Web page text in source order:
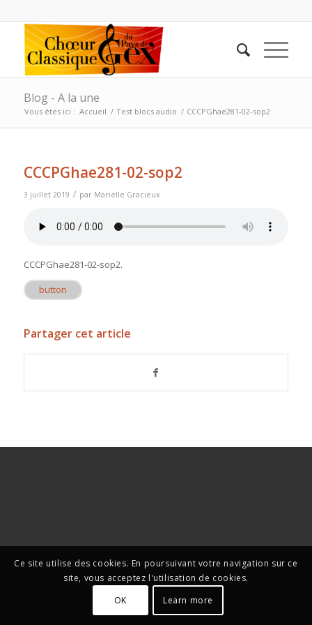
Blog - A la une
Vous êtes ici : Accueil / Test blocs audio / CCCPGhae281-02-sop2
CCCPGhae281-02-sop2
3 juillet 2019 / par Marielle Gracieux
CCCPGhae281-02-sop2.
button
Partager cet article
Ce site utilise des cookies. En poursuivant votre navigation sur ce
site, vous acceptez l'utilisation de cookies.
OK
Learn more